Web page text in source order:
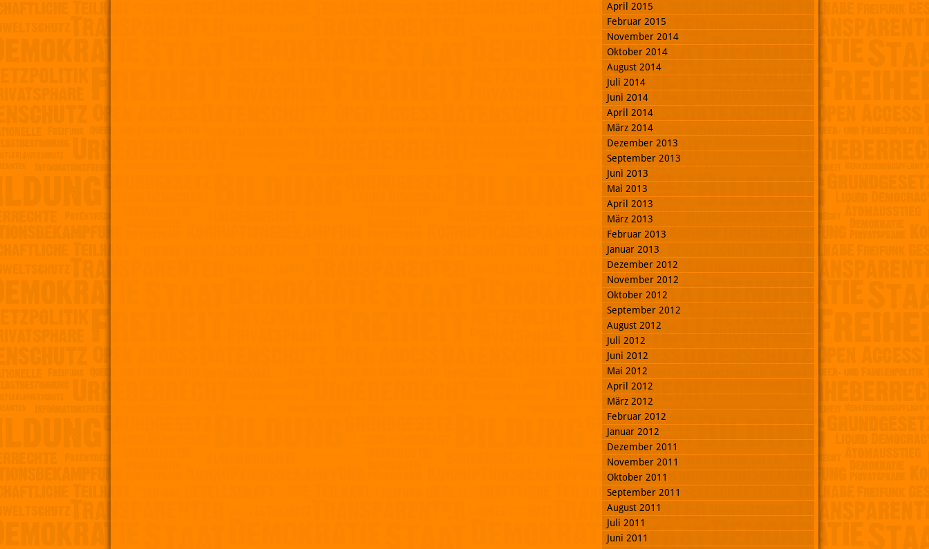
April 2015
Februar 2015
November 2014
Oktober 2014
August 2014
Juli 2014
Juni 2014
April 2014
März 2014
Dezember 2013
September 2013
Juni 2013
Mai 2013
April 2013
März 2013
Februar 2013
Januar 2013
Dezember 2012
November 2012
Oktober 2012
September 2012
August 2012
Juli 2012
Juni 2012
Mai 2012
April 2012
März 2012
Februar 2012
Januar 2012
Dezember 2011
November 2011
Oktober 2011
September 2011
August 2011
Juli 2011
Juni 2011